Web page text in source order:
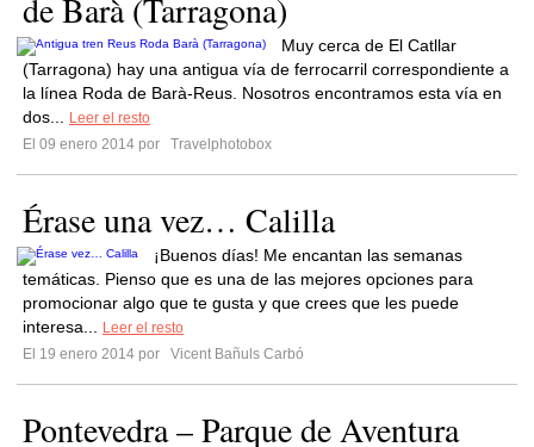
de Barà (Tarragona)
Muy cerca de El Catllar
(Tarragona) hay una antigua vía de ferrocarril correspondiente a
la línea Roda de Barà-Reus. Nosotros encontramos esta vía en
dos...
Leer el resto
El 09 enero 2014 por
Travelphotobox
Érase una vez… Calilla
¡Buenos días! Me encantan las semanas
temáticas. Pienso que es una de las mejores opciones para
promocionar algo que te gusta y que crees que les puede
interesa...
Leer el resto
El 19 enero 2014 por
Vicent Bañuls Carbó
Pontevedra – Parque de Aventura